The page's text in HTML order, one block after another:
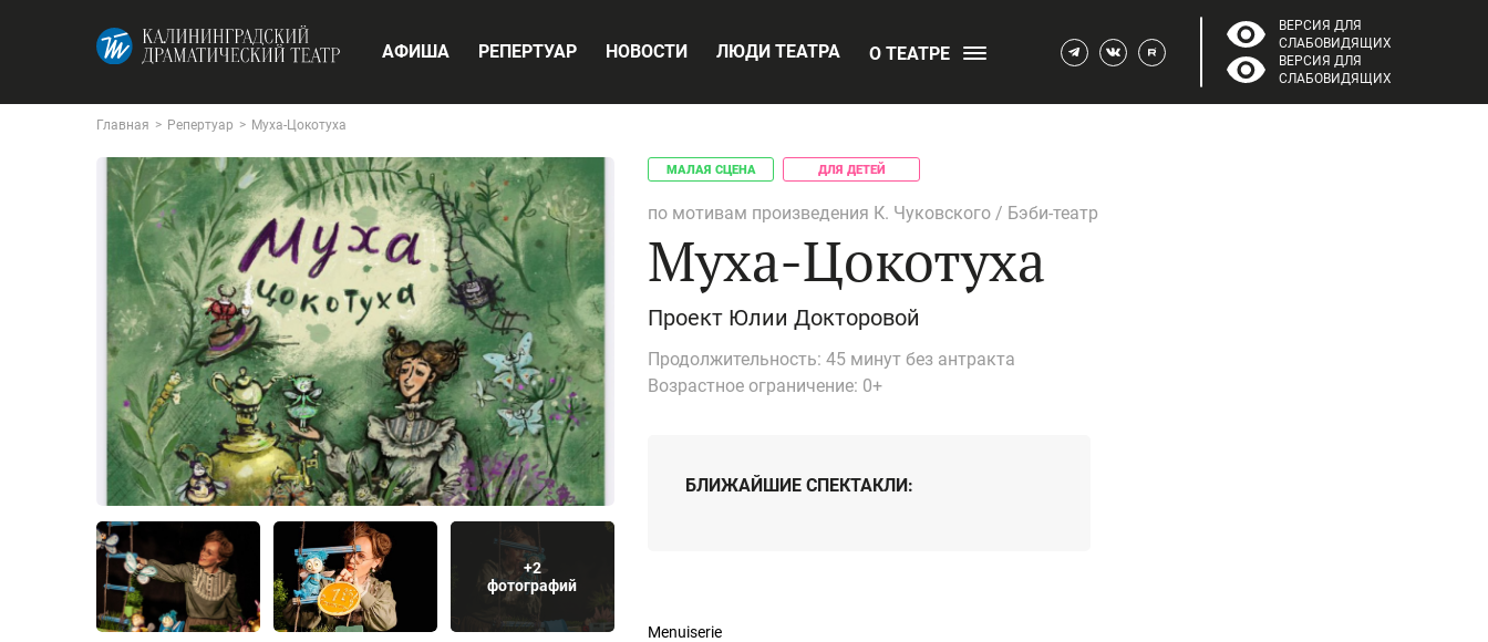
АФИША РЕПЕРТУАР НОВОСТИ ЛЮДИ ТЕАТРА О ТЕАТРЕ TelegramВконтакте
Rutube
ВЕРСИЯ ДЛЯ
СЛАБОВИДЯЩИХ
ВЕРСИЯ ДЛЯ
СЛАБОВИДЯЩИХ
Главная > Репертуар > Муха-Цокотуха
+2
фотографий
МАЛАЯ СЦЕНА ДЛЯ ДЕТЕЙ
по мотивам произведения К. Чуковского / Бэби-театр
Муха-Цокотуха
Проект Юлии Докторовой
Продолжительность: 45 минут без антракта
Возрастное ограничение: 0+
БЛИЖАЙШИЕ СПЕКТАКЛИ:
Menuiserie